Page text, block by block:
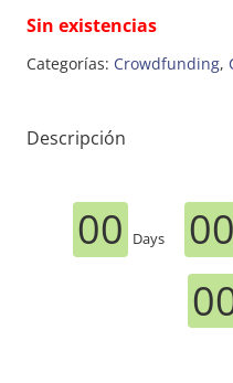
Sin existencias
Categorías: Crowdfunding,
Descripción
00 Days 00